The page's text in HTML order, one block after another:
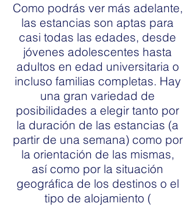
Como podrás ver más adelante,
las estancias son aptas para
casi todas las edades, desde
jóvenes adolescentes hasta
adultos en edad universitaria o
incluso familias completas. Hay
una gran variedad de
posibilidades a elegir tanto por
la duración de las estancias (a
partir de una semana) como por
la orientación de las mismas,
así como por la situación
geográfica de los destinos o el
tipo de alojamiento (